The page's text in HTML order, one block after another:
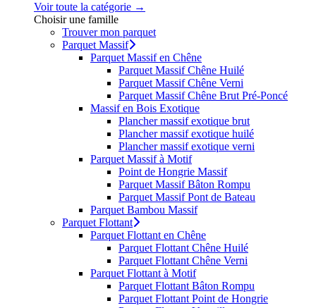
Voir toute la catégorie →
Choisir une famille
Trouver mon parquet
Parquet Massif
Parquet Massif en Chêne
Parquet Massif Chêne Huilé
Parquet Massif Chêne Verni
Parquet Massif Chêne Brut Pré-Poncé
Massif en Bois Exotique
Plancher massif exotique brut
Plancher massif exotique huilé
Plancher massif exotique verni
Parquet Massif à Motif
Point de Hongrie Massif
Parquet Massif Bâton Rompu
Parquet Massif Pont de Bateau
Parquet Bambou Massif
Parquet Flottant
Parquet Flottant en Chêne
Parquet Flottant Chêne Huilé
Parquet Flottant Chêne Verni
Parquet Flottant à Motif
Parquet Flottant Bâton Rompu
Parquet Flottant Point de Hongrie